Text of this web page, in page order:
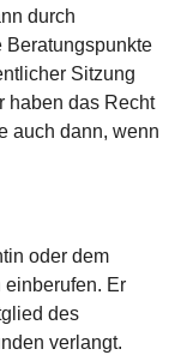
durch
Beratungspunkte
Sitzung
haben das Recht
auch dann, wenn
oder dem
einberufen. Er
des
verlangt.